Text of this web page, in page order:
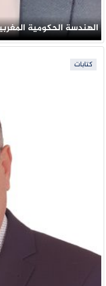
الهندسة الحكومية
كتابات